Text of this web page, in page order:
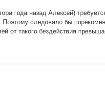
года назад Алексей)
следовало бы
от такого бездействия